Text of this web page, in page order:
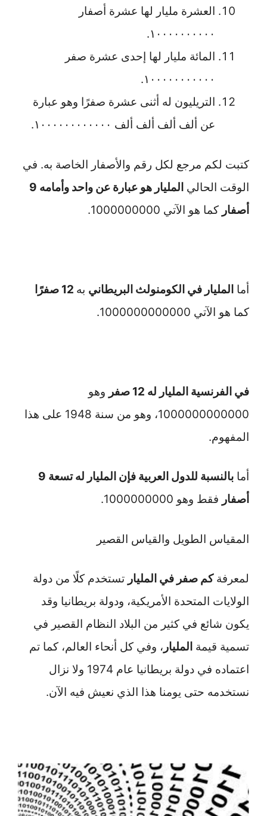
العشرة مليار لها عشرة أصفار
١٠٠٠٠٠٠٠٠٠٠.
المائة مليار لها إحدى عشرة صفر
١٠٠٠٠٠٠٠٠٠٠٠.
التريليون له أثنى عشرة صفرًا وهو عبارة
عن ألف ألف ألف ألف ١٠٠٠٠٠٠٠٠٠٠٠٠.
كتبت لكم مرجع لكل رقم والأصفار الخاصة به. في
الوقت الحالي
المليار هو عبارة عن واحد وأمامه 9
أصفار كما هو الآتي 1000000000.
أما المليار في الكومنولث البريطاني به
كما هو الآتي 1000000000000.
في الفرنسية المليار له 12 صفر
وهو
1000000000000، وهو من سنة 1948 على هذا
المفهوم.
أما
بالنسبة للدول العربية فإن المليار له تسعة 9
أصفار فقط وهو 1000000000.
المقياس الطويل والقياس القصير
لمعرفةكم صفر في المليار تستخدم كلًا من دولة
الولايات المتحدة الأمريكية، ودولة بريطانيا وقد
يكون شائع في كثير من البلاد النظام القصير في
تسمية قيمة المليار ، وفي كل أنحاء العالم، كما تم
اعتماده في دولة بريطانيا عام 1974 ولا نزال
نستخدمه حتى يومنا هذا الذي نعيش فيه الآن.